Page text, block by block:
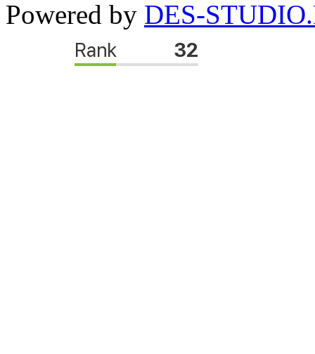
Powered by DES-